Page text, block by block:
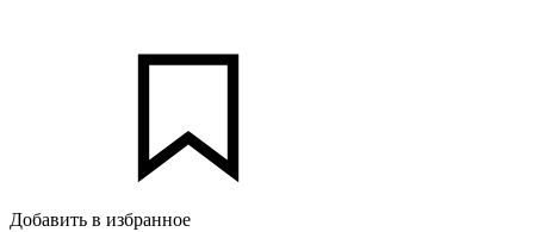
Добавить в избранное